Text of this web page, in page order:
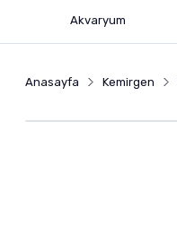
Akvaryum
Anasayfa Kemirgen